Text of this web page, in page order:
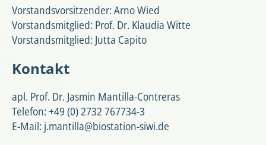
Vorstandsvorsitzender: Arno Wied
Vorstandsmitglied: Prof. Dr. Klaudia Witte
Vorstandsmitglied: Jutta Capito
Kontakt
apl. Prof. Dr. Jasmin Mantilla-Contreras
Telefon: +49 (0) 2732 767734-3
E-Mail: j.mantilla@biostation-siwi.de